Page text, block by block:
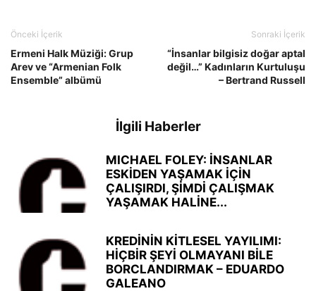
Önceki İçerik
Ermeni Halk Müziği: Grup
Arev ve “Armenian Folk
Ensemble” albümü
Sonraki İçerik
“İnsanlar bilgisiz doğar aptal
değil…” Kadınların Kurtuluşu
– Bertrand Russell
İlgili Haberler
MICHAEL FOLEY: İNSANLAR
ESKİDEN YAŞAMAK İÇİN
ÇALIŞIRDI, ŞİMDİ ÇALIŞMAK
YAŞAMAK HALİNE...
KREDİNİN KİTLESEL YAYILIMI:
HİÇBİR ŞEYİ OLMAYANI BİLE
BORCLANDIRMAK – EDUARDO
GALEANO